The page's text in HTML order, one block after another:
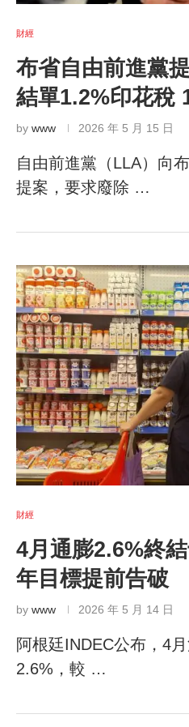
財經
布省自由前進黨
結單1.2%印花稅
by www 2026 年 5 月 15 日
自由前進黨（LLA）向
提案，要求廢除 …
財經
4月通膨2.6%終
年目標提前告破
by www 2026 年 5 月 14 日
阿根廷INDEC公布，4
2.6%，較 …